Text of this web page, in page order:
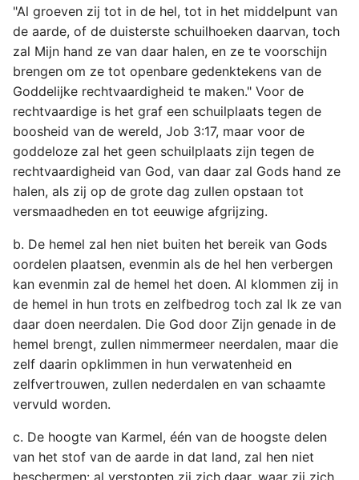
"Al groeven zij tot in de hel, tot in het middelpunt van
de aarde, of de duisterste schuilhoeken daarvan, toch
zal Mijn hand ze van daar halen, en ze te voorschijn
brengen om ze tot openbare gedenktekens van de
Goddelijke rechtvaardigheid te maken." Voor de
rechtvaardige is het graf een schuilplaats tegen de
boosheid van de wereld, Job 3:17, maar voor de
goddeloze zal het geen schuilplaats zijn tegen de
rechtvaardigheid van God, van daar zal Gods hand ze
halen, als zij op de grote dag zullen opstaan tot
versmaadheden en tot eeuwige afgrijzing.
b. De hemel zal hen niet buiten het bereik van Gods
oordelen plaatsen, evenmin als de hel hen verbergen
kan evenmin zal de hemel het doen. Al klommen zij in
de hemel in hun trots en zelfbedrog toch zal Ik ze van
daar doen neerdalen. Die God door Zijn genade in de
hemel brengt, zullen nimmermeer neerdalen, maar die
zelf daarin opklimmen in hun verwatenheid en
zelfvertrouwen, zullen nederdalen en van schaamte
vervuld worden.
c. De hoogte van Karmel, één van de hoogste delen
van het stof van de aarde in dat land, zal hen niet
beschermen: al verstopten zij zich daar, waar zij zich